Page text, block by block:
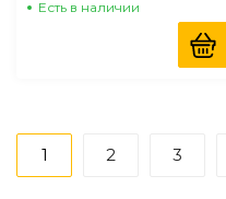
Есть в наличии
1 2 3